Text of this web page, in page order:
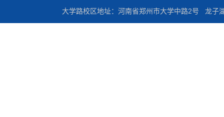
大学路校区地址：河南省郑州市大学中路2号 龙